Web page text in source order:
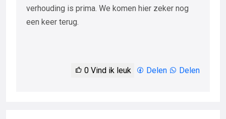
verhouding is prima. We komen hier zeker nog
een keer terug.
0 Vind ik leuk Delen Delen